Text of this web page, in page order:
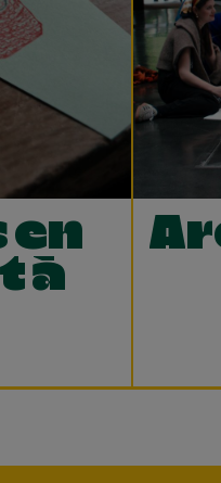
en
à